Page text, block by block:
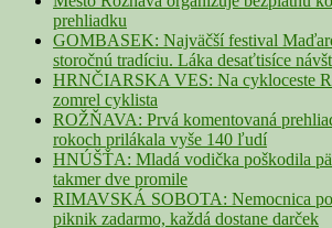
prehliadku
GOMBASEK: Najväčší festival
storočnú tradíciu. Láka desaťtisíce
HRNČIARSKA VES: Na cykloceste
zomrel cyklista
ROŽŇAVA: Prvá komentovaná
rokoch prilákala vyše 140 ľudí
HNÚŠŤA: Mladá vodička poškodila
takmer dve promile
RIMAVSKÁ SOBOTA: Nemocnica
piknik zadarmo, každá dostane darček